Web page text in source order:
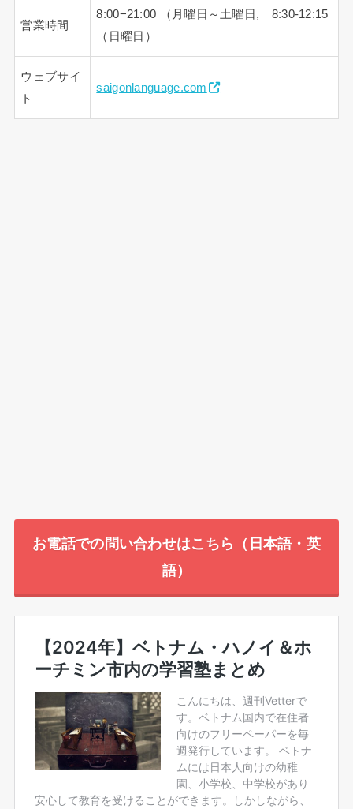
営業時間
8:00−21:00 （月曜日～土曜日, 8:30-12:15
（日曜日）
ウェブサイ
ト
saigonlanguage.com
お電話での問い合わせはこちら（日本語・英
語）